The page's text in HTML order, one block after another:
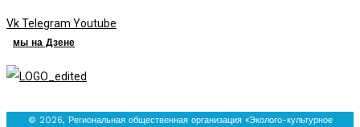
VkTelegram Youtube
мы на Дзене
© 2026, Региональная общественная организация «Эколого-культурное